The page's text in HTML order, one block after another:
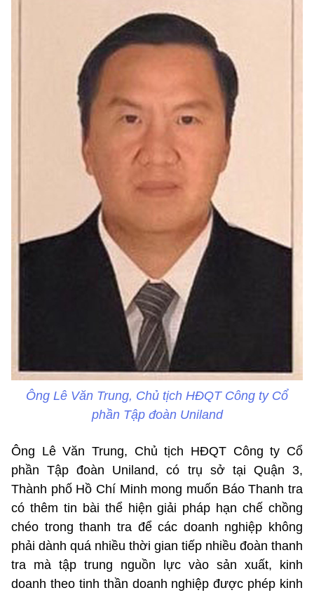
Ông Lê Văn Trung, Chủ tịch HĐQT Công ty Cổ
phần Tập đoàn Uniland
Ông Lê Văn Trung, Chủ tịch HĐQT Công ty Cổ
phần Tập đoàn Uniland, có trụ sở tại Quận 3,
Thành phố Hồ Chí Minh mong muốn Báo Thanh tra
có thêm tin bài thể hiện giải pháp hạn chế chồng
chéo trong thanh tra để các doanh nghiệp không
phải dành quá nhiều thời gian tiếp nhiều đoàn thanh
tra mà tập trung nguồn lực vào sản xuất, kinh
doanh theo tinh thần doanh nghiệp được phép kinh